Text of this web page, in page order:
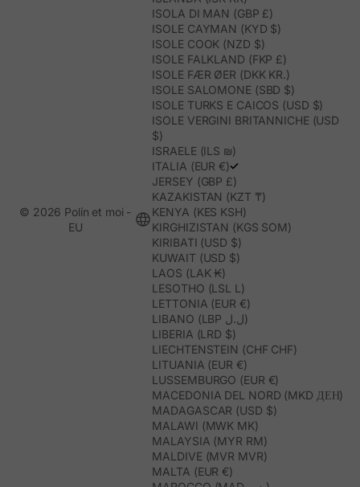
ISOLA DI MAN (GBP £)
ISOLE CAYMAN (KYD $)
ISOLE COOK (NZD $)
ISOLE FALKLAND (FKP £)
ISOLE FÆR ØER (DKK KR.)
ISOLE SALOMONE (SBD $)
ISOLE TURKS E CAICOS (USD $)
ISOLE VERGINI BRITANNICHE (USD
$)
ISRAELE (ILS ₪)
ITALIA (EUR €)
JERSEY (GBP £)
KAZAKISTAN (KZT ₸)
KENYA (KES KSH)
KIRGHIZISTAN (KGS SOM)
KIRIBATI (USD $)
KUWAIT (USD $)
LAOS (LAK ₭)
LESOTHO (LSL L)
LETTONIA (EUR €)
LIBANO (LBP ل.ل)
LIBERIA (LRD $)
LIECHTENSTEIN (CHF CHF)
LITUANIA (EUR €)
LUSSEMBURGO (EUR €)
MACEDONIA DEL NORD (MKD ДЕН)
MADAGASCAR (USD $)
MALAWI (MWK MK)
MALAYSIA (MYR RM)
MALDIVE (MVR MVR)
MALTA (EUR €)
© 2026 Polín et moi -
EU